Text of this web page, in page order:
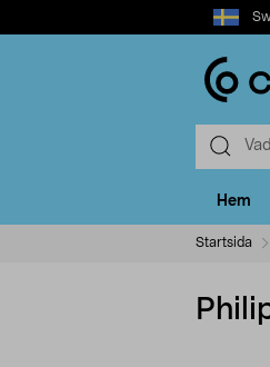
Select
market
Hem
Startsida